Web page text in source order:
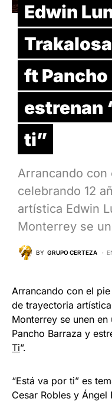
Edwin
ft Pancho
estrenan
ti”
Arrancando
celebrando 12
artística Edwin
Monterrey se
BY GRUPO CERTEZA
Arrancando con el
de trayectoria
Monterrey se unen
Pancho Barraza y
Ti”.
“Está va por ti” es
Cesar Robles y